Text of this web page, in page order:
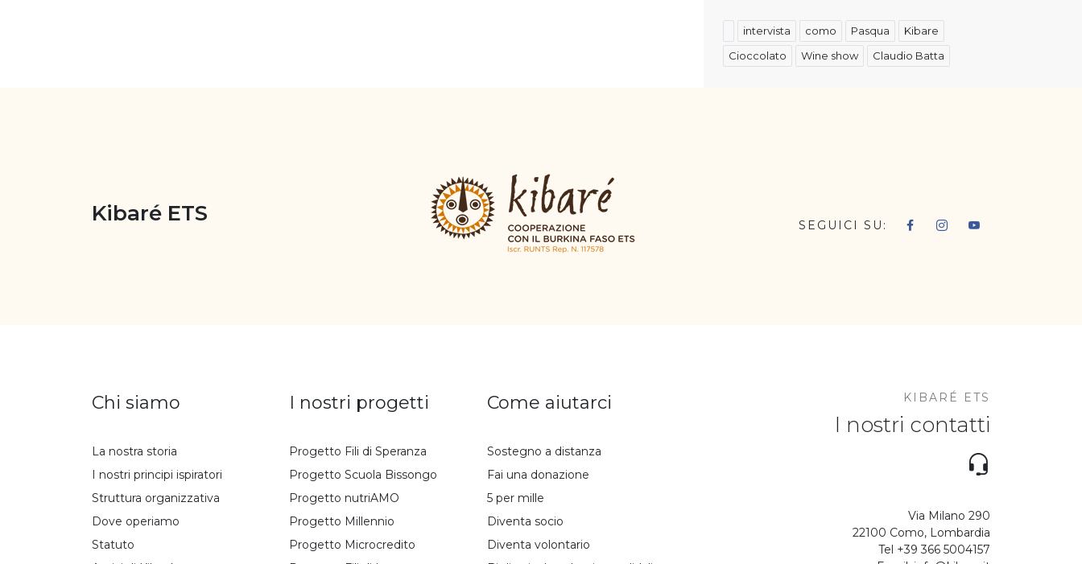
intervista como Pasqua
Kibare
Cioccolato
Wine show Claudio Batta
Kibaré ETS SEGUICI SU:
Chi siamo
La nostra storia
I nostri principi ispiratori
Struttura organizzativa
Dove operiamo
Statuto
I nostri progetti
Progetto Fili di Speranza
Progetto Scuola Bissongo
Progetto nutriAMO
Progetto Millennio
Progetto Microcredito
Come aiutarci
Sostegno a distanza
Fai una donazione
5 per mille
Diventa socio
Diventa volontario
KIBARÉ ETS
I nostri contatti
Via Milano 290
22100 Como, Lombardia
Tel +39 366 5004157